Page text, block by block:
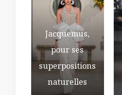
Jacquemus,
pour ses
superpositions
naturelles